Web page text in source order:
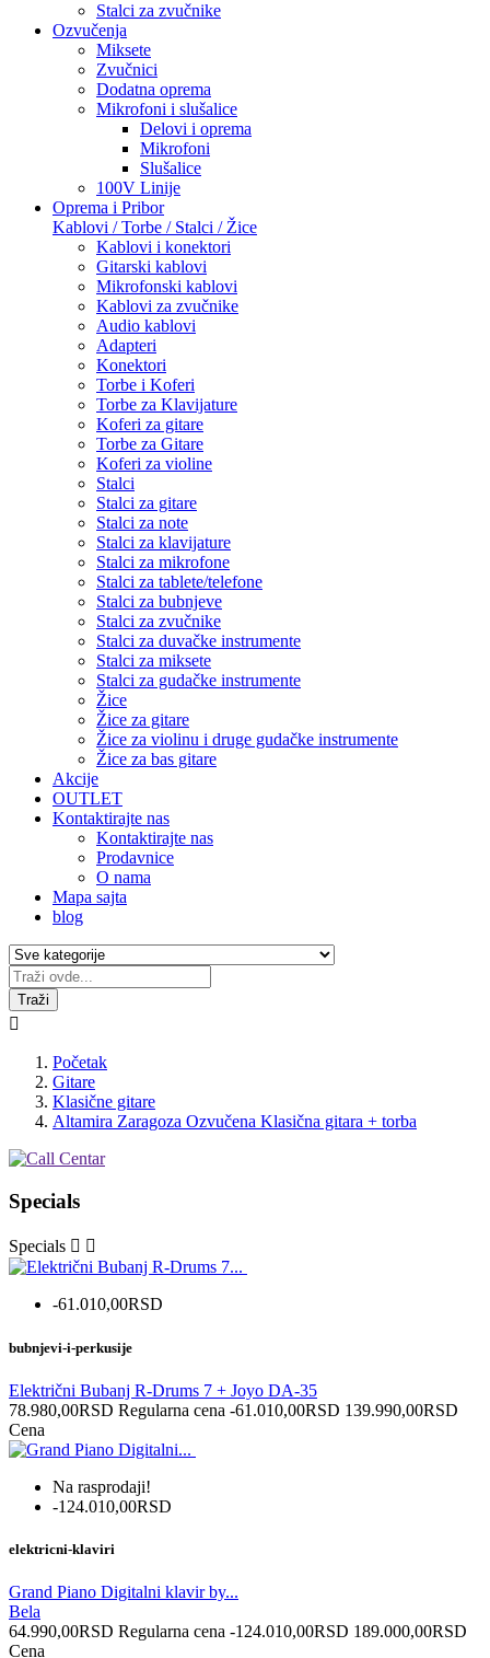
Stalci za zvučnike
Ozvučenja
Miksete
Zvučnici
Dodatna oprema
Mikrofoni i slušalice
Delovi i oprema
Mikrofoni
Slušalice
100V Linije
Oprema i Pribor
Kablovi / Torbe / Stalci / Žice
Kablovi i konektori
Gitarski kablovi
Mikrofonski kablovi
Kablovi za zvučnike
Audio kablovi
Adapteri
Konektori
Torbe i Koferi
Torbe za Klavijature
Koferi za gitare
Torbe za Gitare
Koferi za violine
Stalci
Stalci za gitare
Stalci za note
Stalci za klavijature
Stalci za mikrofone
Stalci za tablete/telefone
Stalci za bubnjeve
Stalci za zvučnike
Stalci za duvačke instrumente
Stalci za miksete
Stalci za gudačke instrumente
Žice
Žice za gitare
Žice za violinu i druge gudačke instrumente
Žice za bas gitare
Akcije
OUTLET
Kontaktirajte nas
Kontaktirajte nas
Prodavnice
O nama
Mapa sajta
blog
Traži

Početak
Gitare
Klasične gitare
Altamira Zaragoza Ozvučena Klasična gitara + torba
Specials
Specials  
-61.010,00RSD
bubnjevi-i-perkusije
Električni Bubanj R-Drums 7 + Joyo DA-35
78.980,00RSD Regularna cena -61.010,00RSD 139.990,00RSD
Cena
Na rasprodaji!
-124.010,00RSD
elektricni-klaviri
Grand Piano Digitalni klavir by...
Bela
64.990,00RSD Regularna cena -124.010,00RSD 189.000,00RSD
Cena